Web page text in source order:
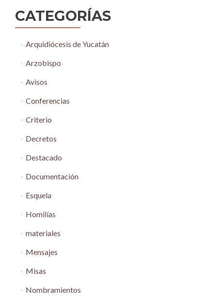
CATEGORÍAS
Arquidiócesis de Yucatán
Arzobispo
Avisos
Conferencias
Criterio
Decretos
Destacado
Documentación
Esquela
Homilías
materiales
Mensajes
Misas
Nombramientos